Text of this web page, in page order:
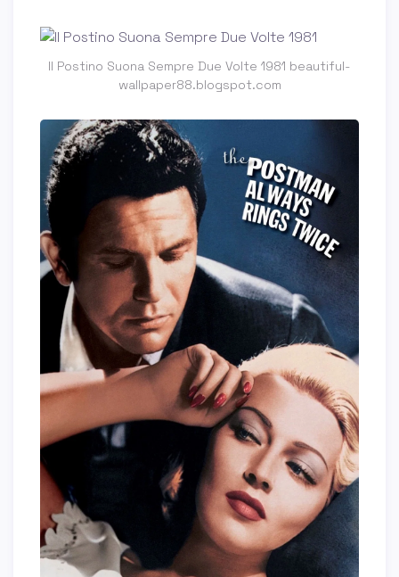
Il Postino Suona Sempre Due Volte 1981 beautiful-
wallpaper88.blogspot.com